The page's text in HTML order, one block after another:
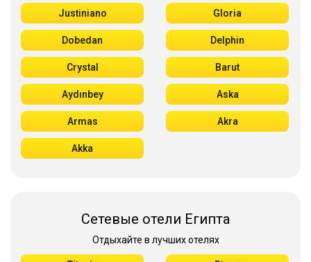
Justiniano Gloria
Dobedan Delphin
Crystal Barut
Aydınbey Aska
Armas Akra
Akka
Сетевые отели Египта
Отдыхайте в лучших отелях